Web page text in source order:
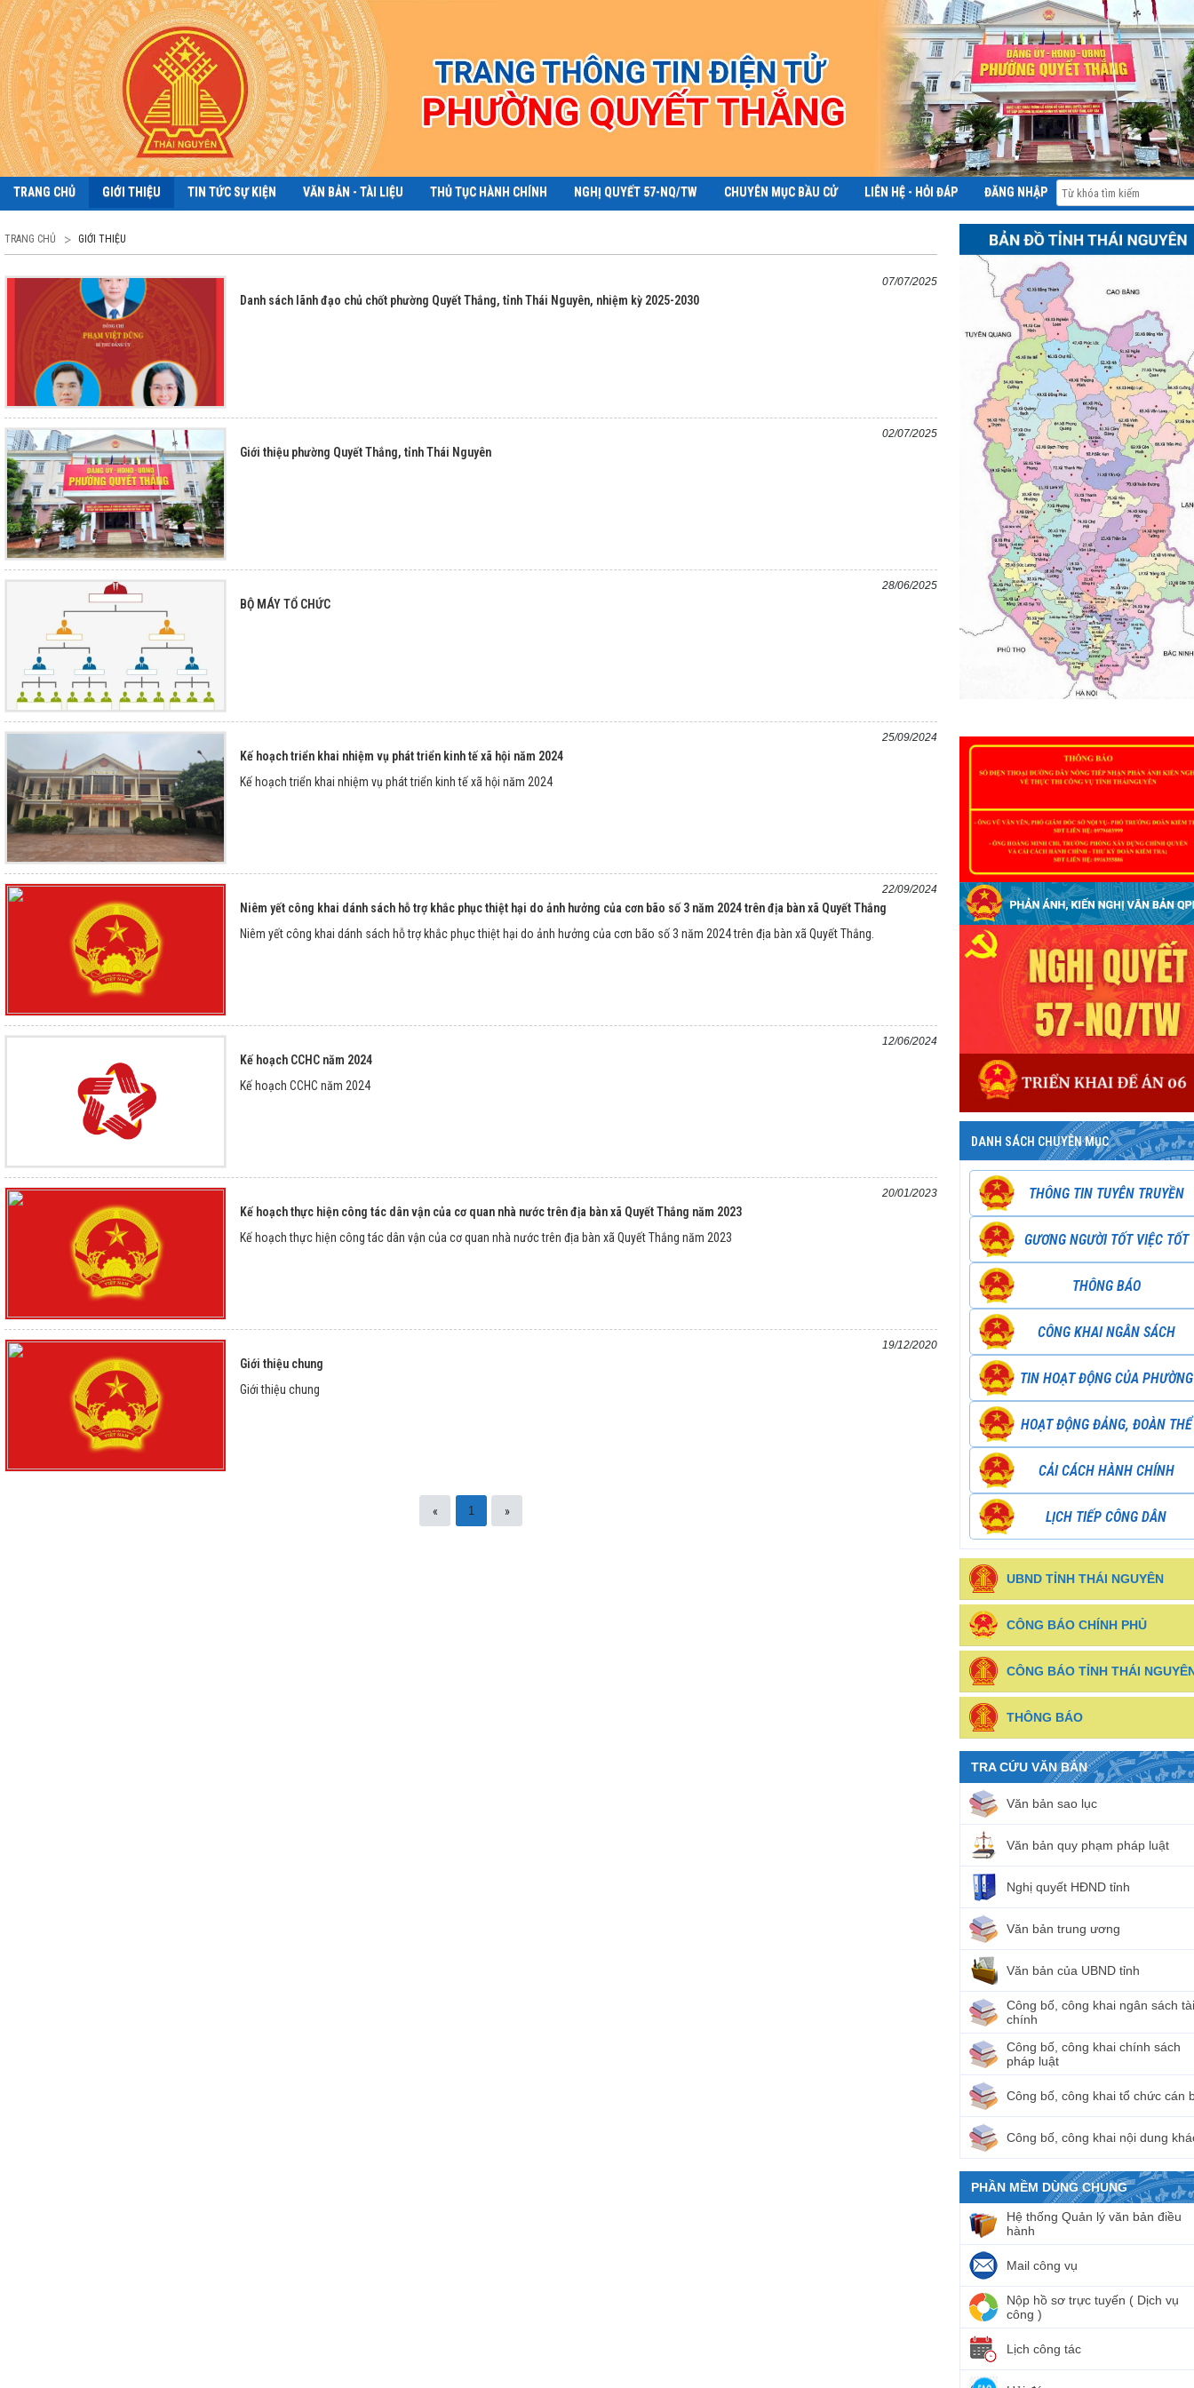
TRANG CHỦ GIỚI THIỆU TIN TỨC SỰ KIỆN VĂN BẢN - TÀI LIỆU THỦ TỤC HÀNH CHÍNH NGHỊ QUYẾT 57-NQ/TW CHUYÊN MỤC BẦU CỬ LIÊN HỆ - HỎI ĐÁP ĐĂNG NHẬP ĐỀ ÁN 06
TRANG CHỦ GIỚI THIỆU
07/07/2025
Danh sách lãnh đạo chủ chốt phường Quyết Thắng, tỉnh Thái Nguyên, nhiệm kỳ 2025-2030
02/07/2025
Giới thiệu phường Quyết Thắng, tỉnh Thái Nguyên
28/06/2025
BỘ MÁY TỔ CHỨC
25/09/2024
Kế hoạch triển khai nhiệm vụ phát triển kinh tế xã hội năm 2024
Kế hoạch triển khai nhiệm vụ phát triển kinh tế xã hội năm 2024
22/09/2024
Niêm yết công khai dánh sách hỗ trợ khắc phục thiệt hại do ảnh hưởng của cơn bão số 3 năm 2024 trên địa bàn xã Quyết Thắng
Niêm yết công khai dánh sách hỗ trợ khắc phục thiệt hại do ảnh hưởng của cơn bão số 3 năm 2024 trên địa bàn xã Quyết Thắng.
12/06/2024
Kế hoạch CCHC năm 2024
Kế hoạch CCHC năm 2024
20/01/2023
Kế hoạch thực hiện công tác dân vận của cơ quan nhà nước trên địa bàn xã Quyết Thắng năm 2023
Kế hoạch thực hiện công tác dân vận của cơ quan nhà nước trên địa bàn xã Quyết Thắng năm 2023
19/12/2020
Giới thiệu chung
Giới thiệu chung
« 1 »
DANH SÁCH CHUYÊN MỤC
THÔNG TIN TUYÊN TRUYỀN
GƯƠNG NGƯỜI TỐT VIỆC TỐT
THÔNG BÁO
CÔNG KHAI NGÂN SÁCH
TIN HOẠT ĐỘNG CỦA PHƯỜNG
HOẠT ĐỘNG ĐẢNG, ĐOÀN THỂ
CẢI CÁCH HÀNH CHÍNH
LỊCH TIẾP CÔNG DÂN
UBND TỈNH THÁI NGUYÊN
CÔNG BÁO CHÍNH PHỦ
CÔNG BÁO TỈNH THÁI
THÔNG BÁO
TRA CỨU VĂN BẢN
Văn bản sao lục
Văn bản quy phạm pháp luật
Nghị quyết HĐND tỉnh
Văn bản trung ương
Văn bản của UBND tỉnh
Công bố, công khai ngân sách tài
chính
Công bố, công khai chính sách
pháp luật
Công bố, công khai tổ chức cán
Công bố, công khai nội dung
PHẦN MỀM DÙNG CHUNG
Hệ thống Quản lý văn bản điều
hành
Mail công vụ
Nộp hồ sơ trực tuyến ( Dịch vụ
công )
Lịch công tác